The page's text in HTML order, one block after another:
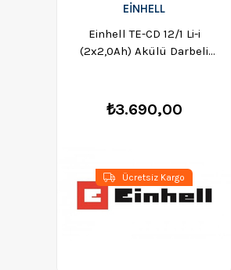
EİNHELL
Einhell TE-CD 12/1 Li-i
(2x2,0Ah) Akülü Darbeli
₺3.690,00
Ücretsiz Kargo